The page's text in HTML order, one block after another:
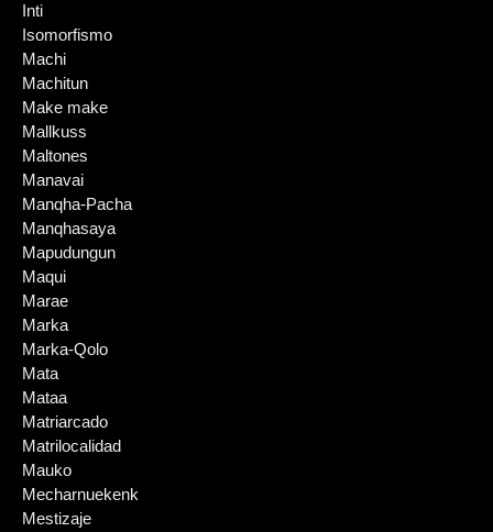
Inti
Isomorfismo
Machi
Machitun
Make make
Mallkuss
Maltones
Manavai
Manqha-Pacha
Manqhasaya
Mapudungun
Maqui
Marae
Marka
Marka-Qolo
Mata
Mataa
Matriarcado
Matrilocalidad
Mauko
Mecharnuekenk
Mestizaje